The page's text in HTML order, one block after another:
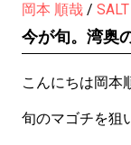
岡本 順哉
今が旬。湾奥
こんにちは岡本
旬のマゴチを狙